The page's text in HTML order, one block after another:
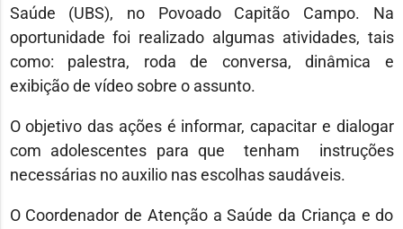
Saúde (UBS), no Povoado Capitão Campo. Na
oportunidade foi realizado algumas atividades, tais
como: palestra, roda de conversa, dinâmica e
exibição de vídeo sobre o assunto.
O objetivo das ações é informar, capacitar e dialogar
com adolescentes para que tenham instruções
necessárias no auxilio nas escolhas saudáveis.
O Coordenador de Atenção a Saúde da Criança e do